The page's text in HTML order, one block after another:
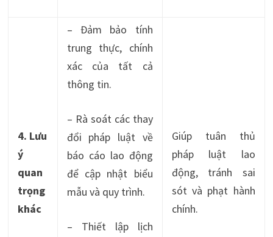
4. Lưu
ý
quan
trọng
khác
– Đảm bảo tính
trung thực, chính
xác của tất cả
thông tin.
– Rà soát các thay
đổi pháp luật về
báo cáo lao động
để cập nhật biểu
mẫu và quy trình.
– Thiết lập lịch
Giúp tuân thủ
pháp luật lao
động, tránh sai
sót và phạt hành
chính.